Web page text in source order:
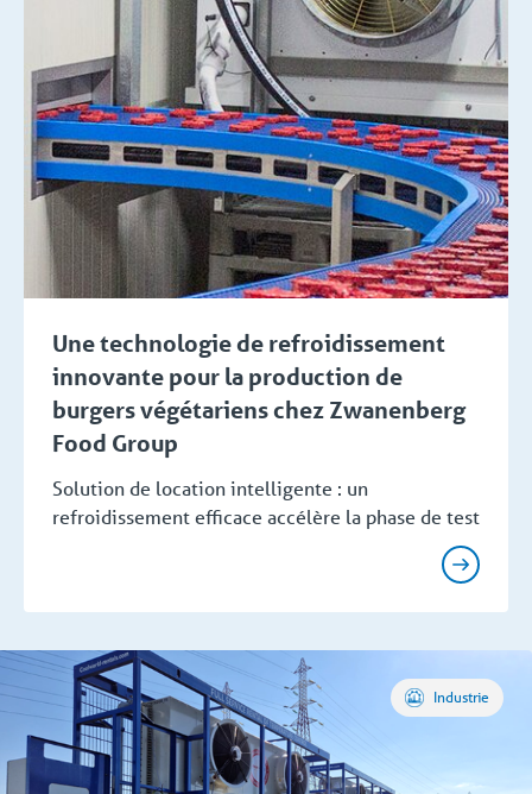
Une technologie de refroidissement
innovante pour la production de
burgers végétariens chez Zwanenberg
Food Group
Solution de location intelligente : un
refroidissement efficace accélère la phase de test
Industrie